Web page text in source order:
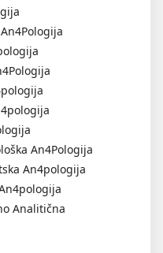
An4Pologija
An4pologija
Analitična